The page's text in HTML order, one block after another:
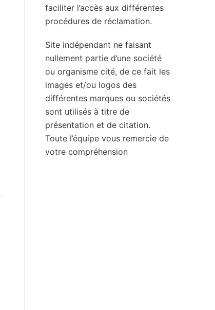
faciliter l’accès aux différentes
procédures de réclamation.
Site indépendant ne faisant
nullement partie d’une société
ou organisme cité, de ce fait les
images et/ou logos des
différentes marques ou sociétés
sont utilisés à titre de
présentation et de citation.
Toute l’équipe vous remercie de
votre compréhension